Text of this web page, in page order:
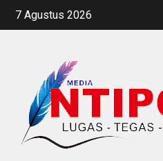
Skip
7 Agustus 2026